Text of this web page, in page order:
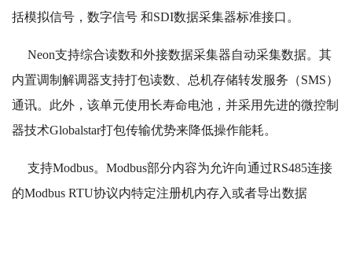
括模拟信号，数字信号 和SDI数据采集器标准接口。
Neon支持综合读数和外接数据采集器自动采集数据。其
内置调制解调器支持打包读数、总机存储转发服务（SMS）
通讯。此外，该单元使用长寿命电池，并采用先进的微控制
器技术Globalstar打包传输优势来降低操作能耗。
支持Modbus。Modbus部分内容为允许向通过RS485连接
的Modbus RTU协议内特定注册机内存入或者导出数据